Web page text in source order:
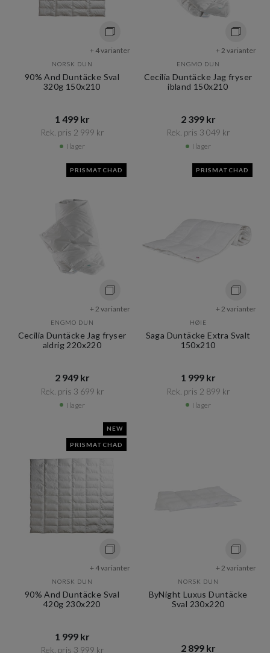
+ 4 varianter
NORSK DUN
90% And Duntäcke Sval
320g 150x210
1 499 kr​​
Rek. pris 2 999 kr​​
I lager
+ 2 varianter
ENGMO DUN
Cecilia Duntäcke Jag fryser
ibland 150x210
2 399 kr​​
Rek. pris 3 049 kr​​
I lager
PRISMATCHAD
+ 2 varianter
ENGMO DUN
Cecilia Duntäcke Jag fryser
aldrig 220x220
2 949 kr​​
Rek. pris 3 699 kr​​
I lager
PRISMATCHAD
+ 2 varianter
HØIE
Saga Duntäcke Extra Svalt
150x210
1 999 kr​​
Rek. pris 2 899 kr​​
I lager
NEW
PRISMATCHAD
+ 4 varianter
NORSK DUN
90% And Duntäcke Sval
420g 230x220
1 999 kr​​
Rek. pris 3 999 kr​​
+ 2 varianter
NORSK DUN
ByNight Luxus Duntäcke
Sval 230x220
2 899 kr​​